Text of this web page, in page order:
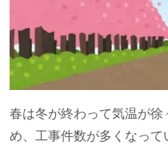
春は冬が終わって気温が
め、工事件数が多くなって